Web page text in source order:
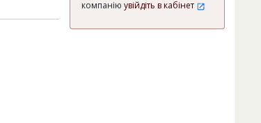
компанію увійдіть в кабінет